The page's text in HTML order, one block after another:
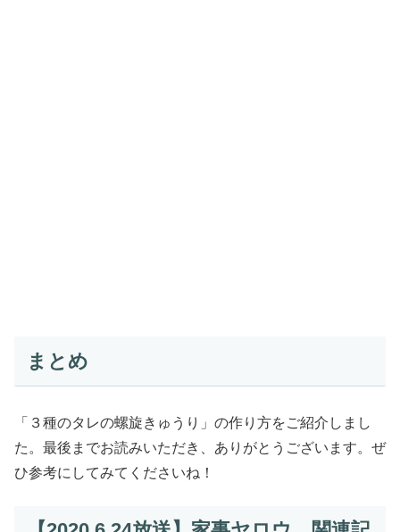
まとめ
「３種のタレの螺旋きゅうり」の作り方をご紹介しまし
た。最後までお読みいただき、ありがとうございます。ぜ
ひ参考にしてみてくださいね！